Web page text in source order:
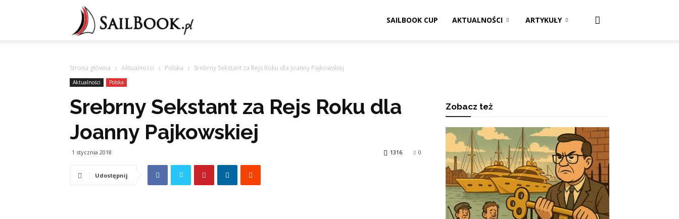
SAILBOOK CUP AKTUALNOŚCI ARTYKUŁY
Strona główna Aktualności Polska Srebrny Sekstant za Rejs Roku dla Joanny Pajkowskiej
Aktualności Polska
Srebrny Sekstant za Rejs Roku dla
Joanny Pajkowskiej
1 stycznia 2018 0
1316
Udostępnij
Zobacz też